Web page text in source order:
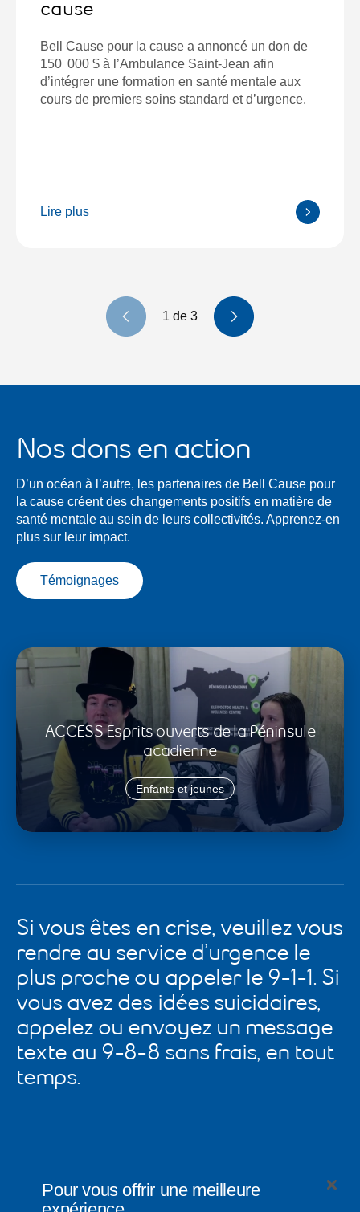
cause
Bell Cause pour la cause a annoncé un don de
150 000 $ à l’Ambulance Saint-Jean afin
d’intégrer une formation en santé mentale aux
cours de premiers soins standard et d’urgence.
Lire plus
Tuile précédent
1 de 3
Tuile suivante
Nos dons en action
D’un océan à l’autre, les partenaires de Bell Cause pour
la cause créent des changements positifs en matière de
santé mentale au sein de leurs collectivités. Apprenez-en
plus sur leur impact.
Témoignages
ACCESS Esprits ouverts de la Péninsule
acadienne
Enfants et jeunes
Si vous êtes en crise, veuillez vous
rendre au service d’urgence le
plus proche ou appeler le 9-1-1. Si
vous avez des idées suicidaires,
appelez ou envoyez un message
texte au 9-8-8 sans frais, en tout
temps.
Pour vous offrir une meilleure